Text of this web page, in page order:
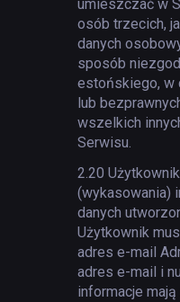
umieszczać w
osób trzecich,
danych
sposób
estońskiego, w
lub
wszelkich
Serwisu.
2.20
(wykasowania)
danych
Użytkownik
adres e-mail
adres e-mail i
informacje